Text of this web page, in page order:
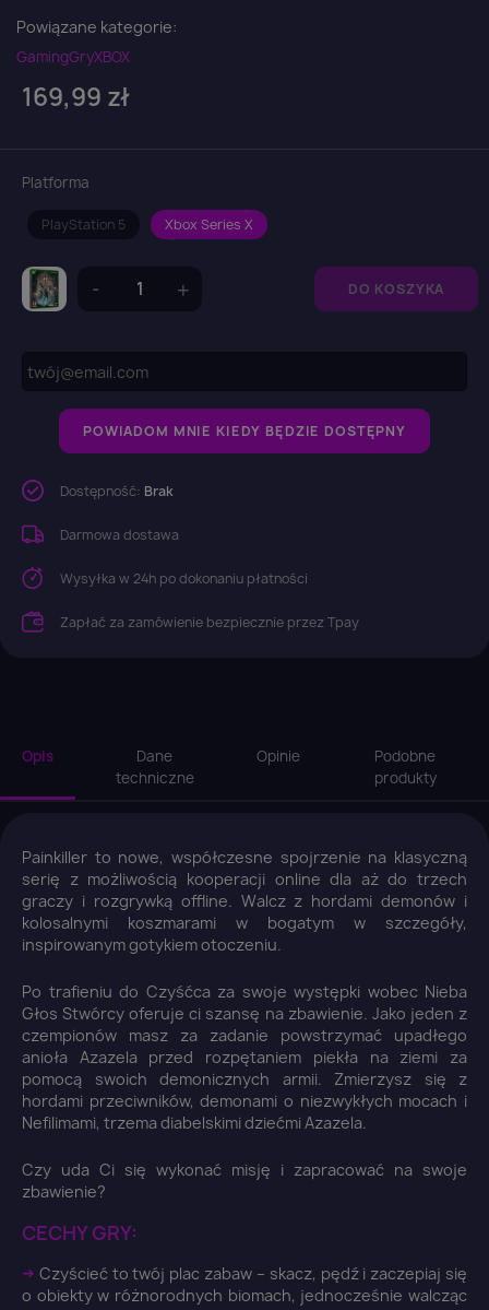
Powiązane kategorie:
GamingGryXBOX
169,99 zł
Platforma
PlayStation 5 Xbox Series X
DO KOSZYKA
POWIADOM MNIE KIEDY BĘDZIE DOSTĘPNY
Dostępność: Brak
Darmowa dostawa
Wysyłka w 24h po dokonaniu płatności
Zapłać za zamówienie bezpiecznie przez Tpay
Opis
Dane
techniczne
Opinie
Podobne
produkty
Painkiller to nowe, współczesne spojrzenie na klasyczną
serię z możliwością kooperacji online dla aż do trzech
graczy i rozgrywką offline. Walcz z hordami demonów i
kolosalnymi koszmarami w bogatym w szczegóły,
inspirowanym gotykiem otoczeniu.
Po trafieniu do Czyśćca za swoje występki wobec Nieba
Głos Stwórcy oferuje ci szansę na zbawienie. Jako jeden z
czempionów masz za zadanie powstrzymać upadłego
anioła Azazela przed rozpętaniem piekła na ziemi za
pomocą swoich demonicznych armii. Zmierzysz się z
hordami przeciwników, demonami o niezwykłych mocach i
Nefilimami, trzema diabelskimi dziećmi Azazela.
Czy uda Ci się wykonać misję i zapracować na swoje
zbawienie?
CECHY GRY:
➜ Czyścieć to twój plac zabaw – skacz, pędź i zaczepiaj się
o obiekty w różnorodnych biomach, jednocześnie walcząc